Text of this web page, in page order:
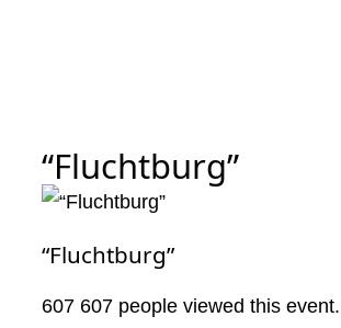
“Fluchtburg”
“Fluchtburg”
607 607 people viewed this event.